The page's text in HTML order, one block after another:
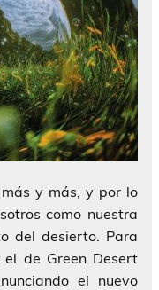
y más, y por lo
como nuestra
del desierto. Para
de Green Desert
el nuevo